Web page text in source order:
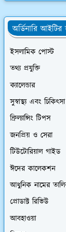
অর্ডিনারি আইটির
ইসলামিক পোস্ট
তথ্য প্রযুক্তি
ক্যালেন্ডার
সুস্বাস্থ্য এবং চিকিৎসা
ফ্রিল্যান্সিং টিপস
জনপ্রিয় ও সেরা
টিউটোরিয়াল গাইড
ঈদের কালেকশন
আধুনিক নামের
প্রোডাক্ট রিভিউ
আবহাওয়া